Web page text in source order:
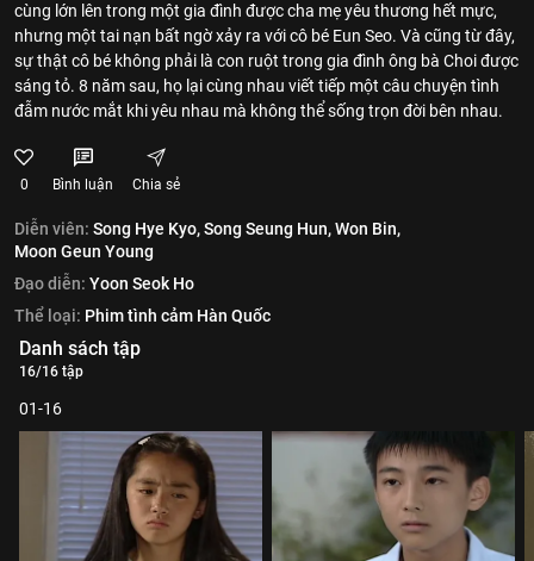
cùng lớn lên trong một gia đình được cha mẹ yêu thương hết mực,
nhưng một tai nạn bất ngờ xảy ra với cô bé Eun Seo. Và cũng từ đây,
sự thật cô bé không phải là con ruột trong gia đình ông bà Choi được
sáng tỏ. 8 năm sau, họ lại cùng nhau viết tiếp một câu chuyện tình
đẫm nước mắt khi yêu nhau mà không thể sống trọn đời bên nhau.
0 Bình luận Chia sẻ
Diễn viên: Song Hye Kyo,Song Seung Hun,Won Bin,
Moon Geun Young
Đạo diễn: Yoon Seok Ho
Thể loại: Phim tình cảm Hàn Quốc
Danh sách tập
16/16 tập
01-16